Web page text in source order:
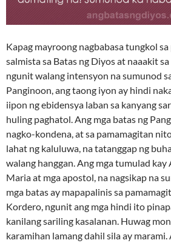
Kapag mayroong nagbabasa tungkol
salmista sa Batas ng Diyos at naaakit
ngunit walang intensyon na sumunod
Panginoon, ang taong iyon ay hindi
iipon ng ebidensya laban sa kanyang
huling paghatol. Ang mga batas ng
nagko-kondena, at sa pamamagitan
lahat ng kaluluwa, na tatanggap ng
walang hanggan. Ang mga tumulad kay
Maria at mga apostol, na nagsikap na
mga batas ay mapapalinis sa
Kordero, ngunit ang mga hindi ito
kanilang sariling kasalanan. Huwag
karamihan lamang dahil sila ay marami.